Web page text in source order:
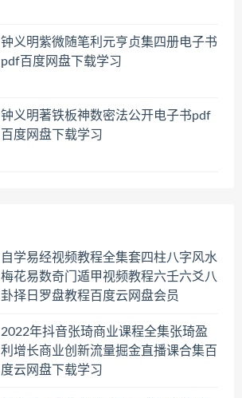
钟义明紫微随笔利元亨贞集四册电子书
pdf百度网盘下载学习
钟义明著铁板神数密法公开电子书pdf
百度网盘下载学习
自学易经视频教程全集套四柱八字风水
梅花易数奇门遁甲视频教程六壬六爻八
卦择日罗盘教程百度云网盘会员
2022年抖音张琦商业课程全集张琦盈
利增长商业创新流量掘金直播课合集百
度云网盘下载学习